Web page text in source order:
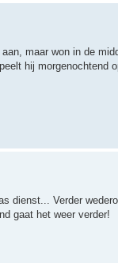
maar won in de
hij morgenochtend
dienst... Verder
gaat het weer verder!